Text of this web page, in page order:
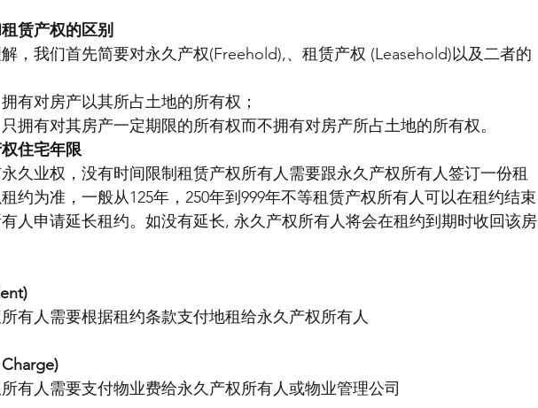
赁产权的区别
，我们首先简要对永久产权(Freehold),、租赁产权 (Leasehold)以及二者的
有对房产以其所占土地的所有权；
拥有对其房产一定期限的所有权而不拥有对房产所占土地的所有权。
住宅年限
久业权，没有时间限制租赁产权所有人需要跟永久产权所有人签订一份租
约为准，一般从125年，250年到999年不等租赁产权所有人可以在租约结束
人申请延长租约。如没有延长, 永久产权所有人将会在租约到期时收回该房
有人需要根据租约条款支付地租给永久产权所有人
有人需要支付物业费给永久产权所有人或物业管理公司